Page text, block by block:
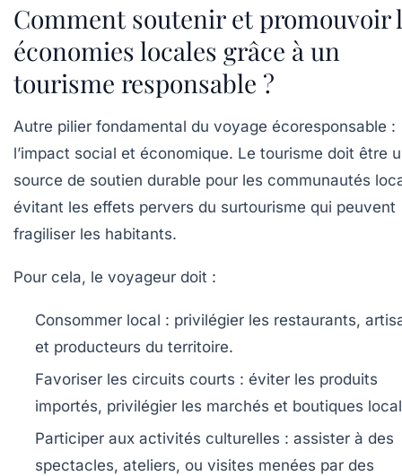
Comment soutenir et promouvoir
économies locales grâce à un
tourisme responsable ?
Autre pilier fondamental du voyage écoresponsable :
l’impact social et économique. Le tourisme doit être
source de soutien durable pour les communautés
évitant les effets pervers du surtourisme qui peuvent
fragiliser les habitants.
Pour cela, le voyageur doit :
Consommer local : privilégier les restaurants,
et producteurs du territoire.
Favoriser les circuits courts : éviter les produits
importés, privilégier les marchés et boutiques
Participer aux activités culturelles : assister à des
spectacles, ateliers, ou visites menées par des